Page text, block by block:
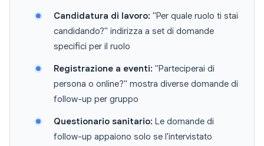
Candidatura di lavoro: "Per quale ruolo ti stai
candidando?" indirizza a set di domande
specifici per il ruolo
Registrazione a eventi: "Parteciperai di
persona o online?" mostra diverse domande di
follow-up per gruppo
Questionario sanitario: Le domande di
follow-up appaiono solo se l'intervistato